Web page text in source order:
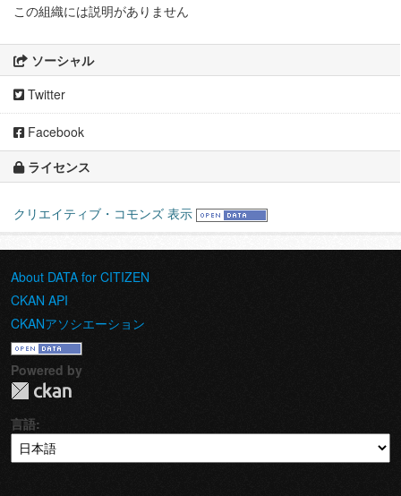
この組織には説明がありません
ソーシャル
Twitter
Facebook
ライセンス
クリエイティブ・コモンズ 表示
About DATA for CITIZEN
CKAN API
CKANアソシエーション
Powered by
言語